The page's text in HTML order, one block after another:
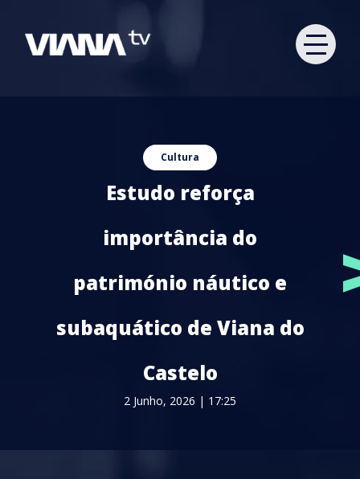
Cultura
Estudo reforça
importância do
património náutico e
subaquático de Viana do
Castelo
2 Junho, 2026 | 17:25